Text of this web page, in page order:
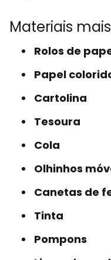
Materiais
Rolos de
Papel
Cartolina
Tesoura
Cola
Olhinhos
Canetas de
Tinta
Pompons